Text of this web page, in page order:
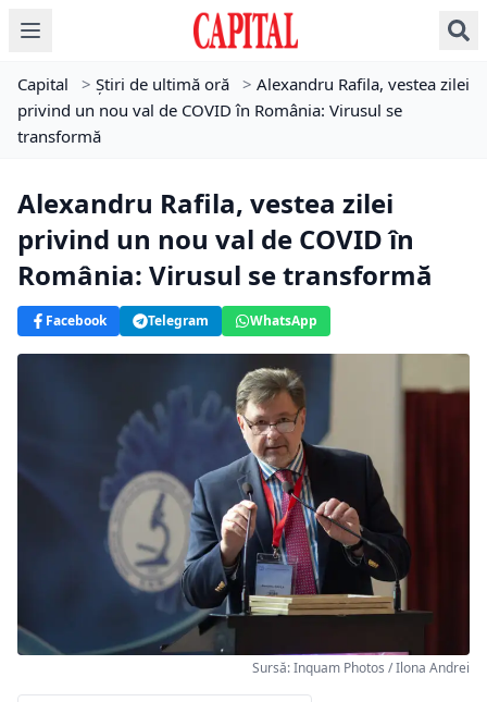
Capital > Știri de ultimă oră > Alexandru Rafila, vestea zilei
privind un nou val de COVID în România: Virusul se
transformă
Alexandru Rafila, vestea zilei
privind un nou val de COVID în
România: Virusul se transformă
Facebook Telegram WhatsApp
Sursă: Inquam Photos / Ilona Andrei